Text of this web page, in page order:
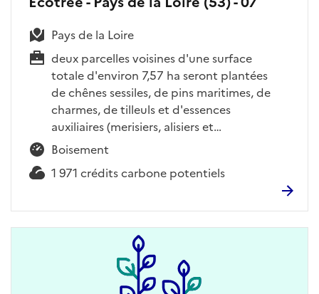
Pays de la Loire
deux parcelles voisines d'une surface
totale d'environ 7,57 ha seront plantées
de chênes sessiles, de pins maritimes, de
charmes, de tilleuls et d'essences
auxiliaires (merisiers, alisiers et…
Boisement
1 971 crédits carbone potentiels